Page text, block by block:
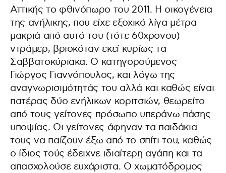
Αττικής το φθινόπωρο του 2011. Η οικογένεια
της ανήλικης, που είχε εξοχικό λίγα μέτρα
μακριά από αυτό του (τότε 60χρονου)
ντράμερ, βρισκόταν εκεί κυρίως τα
Σαββατοκύριακα. Ο κατηγορούμενος
Γιώργος Γιαννόπουλος, και λόγω της
αναγνωρισιμότητάς του αλλά και καθώς είναι
πατέρας δύο ενήλικων κοριτσιών, θεωρείτο
από τους γείτονες πρόσωπο υπεράνω πάσης
υποψίας. Οι γείτονες άφηναν τα παιδάκια
τους να παίζουν έξω από το σπίτι του, καθώς
ο ίδιος τούς έδειχνε ιδιαίτερη αγάπη και τα
απασχολούσε ευχάριστα. Ο χωματόδρομος